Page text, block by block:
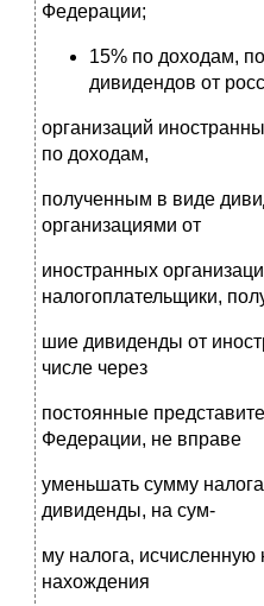
Федерации;
15% по доходам,
дивидендов от
организаций
по доходам,
полученным в виде
организациями от
иностранных
налогоплательщики,
шие дивиденды от
числе через
постоянные
Федерации, не вправе
уменьшать сумму
дивиденды, на сум-
му налога,
нахождения